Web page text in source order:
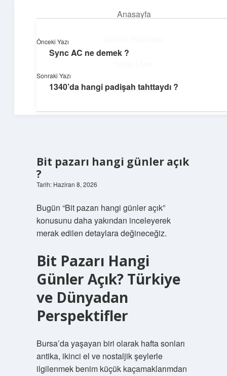
Anasayfa
Hakkımızda
Hayatına güç katan neşeli öneriler!
Bit pazarı hangi günler açık
?
Tarih: Haziran 8, 2026
Bugün “Bit pazarı hangi günler açık”
konusunu daha yakından inceleyerek
merak edilen detaylara değineceğiz.
Bit Pazarı Hangi
Günler Açık? Türkiye
ve Dünyadan
Perspektifler
Bursa’da yaşayan biri olarak hafta sonları
antika, ikinci el ve nostaljik şeylerle
ilgilenmek benim küçük kaçamaklarımdan
Önceki Yazı
Sync AC ne demek ?
Sonraki Yazı
1340’da hangi padişah tahttaydı ?